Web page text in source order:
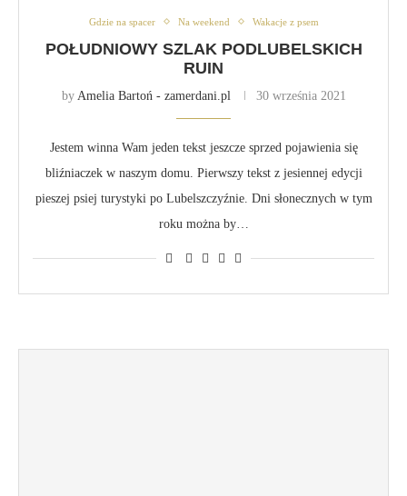
Gdzie na spacer Na weekend Wakacje z psem
POŁUDNIOWY SZLAK PODLUBELSKICH
RUIN
by Amelia Bartoń - zamerdani.pl 30 września 2021
Jestem winna Wam jeden tekst jeszcze sprzed pojawienia się
bliźniaczek w naszym domu. Pierwszy tekst z jesiennej edycji
pieszej psiej turystyki po Lubelszczyźnie. Dni słonecznych w tym
roku można by…